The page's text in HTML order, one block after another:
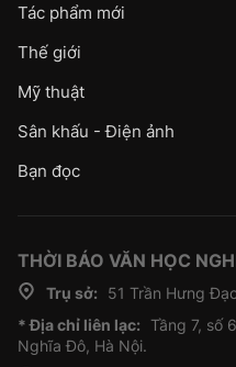
Tác phẩm mới
Thế giới
Mỹ thuật
Sân khấu - Điện ảnh
Bạn đọc
THỜI BÁO VĂN HỌC
Trụ sở:
51 Trần Hưng
* Địa chỉ liên lạc: Tầng 7, số
Nghĩa Đô, Hà Nội.